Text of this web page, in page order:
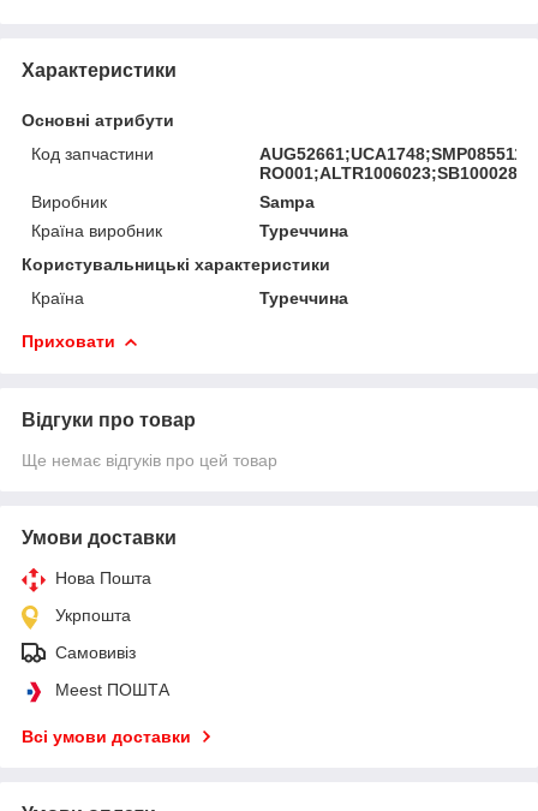
Характеристики
Основні атрибути
Код запчастини
Виробник
Sampa
Країна виробник
Туреччина
Користувальницькі характеристики
Країна
Туреччина
Приховати
Відгуки про товар
Ще немає відгуків про цей товар
Умови доставки
Нова Пошта
Укрпошта
Самовивіз
Meest ПОШТА
Всі умови доставки